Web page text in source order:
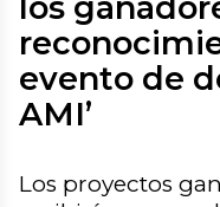
evento de
AMI’
Los proyectos